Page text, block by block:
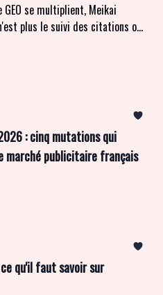
se multiplient, Meikai
plus le suivi des citations ou
d'un corpus de prompts
Ses fondateurs
une approche fondée sur les
sein d'une même
: cinq mutations qui
marché publicitaire français
qu'il faut savoir sur